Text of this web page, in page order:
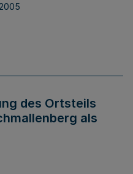
des Ortsteils
als